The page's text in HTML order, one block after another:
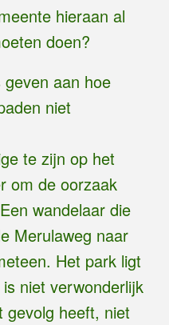
hieraan al
doen?
geven aan hoe
niet
te zijn op het
om de oorzaak
wandelaar die
Merulaweg naar
Het park ligt
niet verwonderlijk
gevolg heeft, niet